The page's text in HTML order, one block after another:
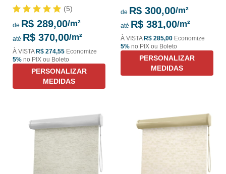
(5)
de R$ 289,00
até R$ 370,00
À VISTAR$ 274,55 Economize
5% no PIX ou Boleto
PERSONALIZAR
MEDIDAS
de R$ 300,00
até R$ 381,00
À VISTAR$ 285,00 Economize
5% no PIX ou Boleto
PERSONALIZAR
MEDIDAS